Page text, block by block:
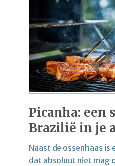
Picanha: een
Brazilië in je
Naast de ossenhaas is
dat absoluut niet mag